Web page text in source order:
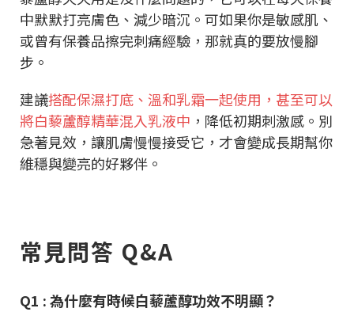
中默默打亮膚色、減少暗沉。可如果你是敏感肌、
或曾有保養品擦完刺痛經驗，那就真的要放慢腳
步。
建議搭配保濕打底、溫和乳霜一起使用，甚至可以
將白藜蘆醇精華混入乳液中 ，降低初期刺激感。別
急著見效，讓肌膚慢慢接受它，才會變成長期幫你
維穩與變亮的好夥伴。
常見問答 Q&A
Q1 : 為什麼有時候白藜蘆醇功效不明顯？